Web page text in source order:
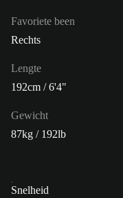
Favoriete been
Rechts
Lengte
192cm / 6'4"
Gewicht
87kg / 192lb
Snelheid